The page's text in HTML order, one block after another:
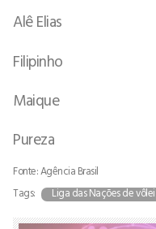
Alê Elias
Filipinho
Maique
Pureza
Fonte: Agência Brasil
Tags:
Liga das Nações de vôlei